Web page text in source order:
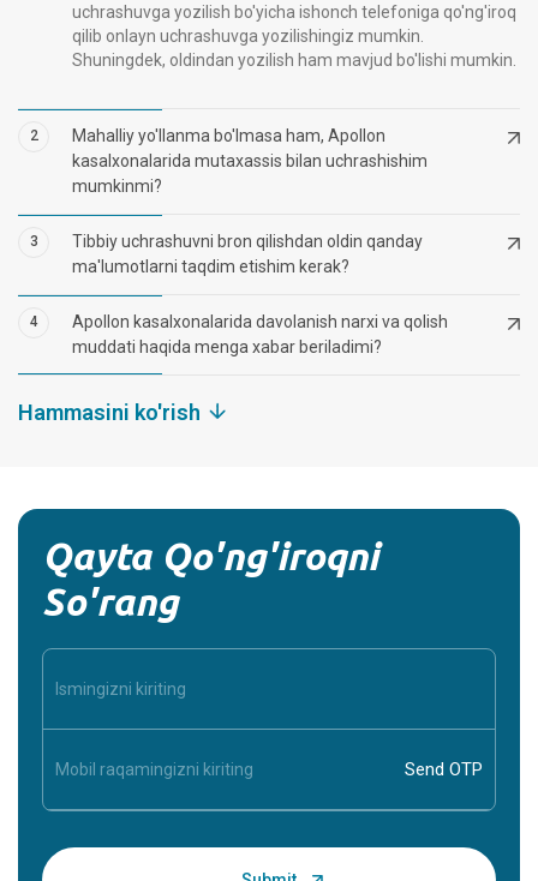
uchrashuvga yozilish bo'yicha ishonch telefoniga qo'ng'iroq
qilib onlayn uchrashuvga yozilishingiz mumkin.
Shuningdek, oldindan yozilish ham mavjud bo'lishi mumkin.
2
Mahalliy yo'llanma bo'lmasa ham, Apollon
kasalxonalarida mutaxassis bilan uchrashishim
mumkinmi?
3
Tibbiy uchrashuvni bron qilishdan oldin qanday
ma'lumotlarni taqdim etishim kerak?
4
Apollon kasalxonalarida davolanish narxi va qolish
muddati haqida menga xabar beriladimi?
Hammasini ko'rish
Qayta Qo'ng'iroqni
So'rang